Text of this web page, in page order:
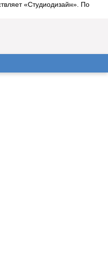
«Студиодизайн». По